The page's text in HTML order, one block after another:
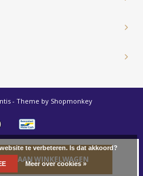
AAN WINKELWAGEN
- Theme by Shopmonkey
te verbeteren. Is dat akkoord?
Meer over cookies »